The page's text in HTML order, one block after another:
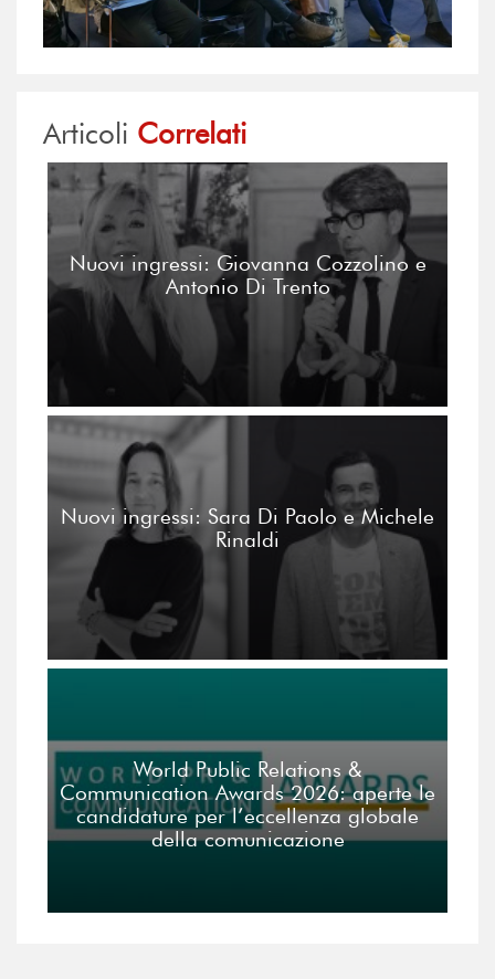
Articoli Correlati
Nuovi ingressi: Giovanna Cozzolino e
Antonio Di Trento
Nuovi ingressi: Sara Di Paolo e Michele
Rinaldi
World Public Relations &
Communication Awards 2026: aperte le
candidature per l’eccellenza globale
della comunicazione